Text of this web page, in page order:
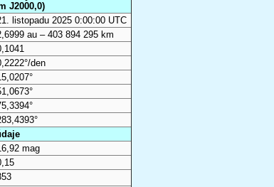
J2000,0)
listopadu 2025 0:00:00 UTC
au – 403 894 295 km
den
mag